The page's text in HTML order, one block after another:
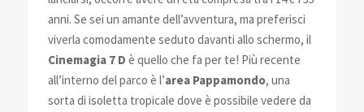
anni. Se sei un amante dell’avventura, ma preferisci
viverla comodamente seduto davanti allo schermo, il
Cinemagia 7 D è quello che fa per te! Più recente
all’interno del parco è l’area Pappamondo, una
sorta di isoletta tropicale dove è possibile vedere da